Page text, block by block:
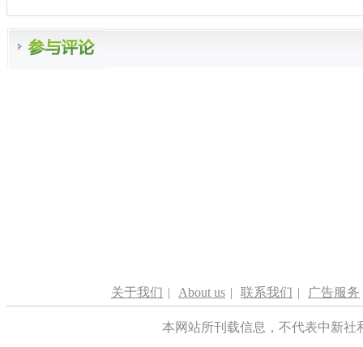
关于我们 | About us | 联系我们 | 广告服务
本网站所刊载信息，不代表中新